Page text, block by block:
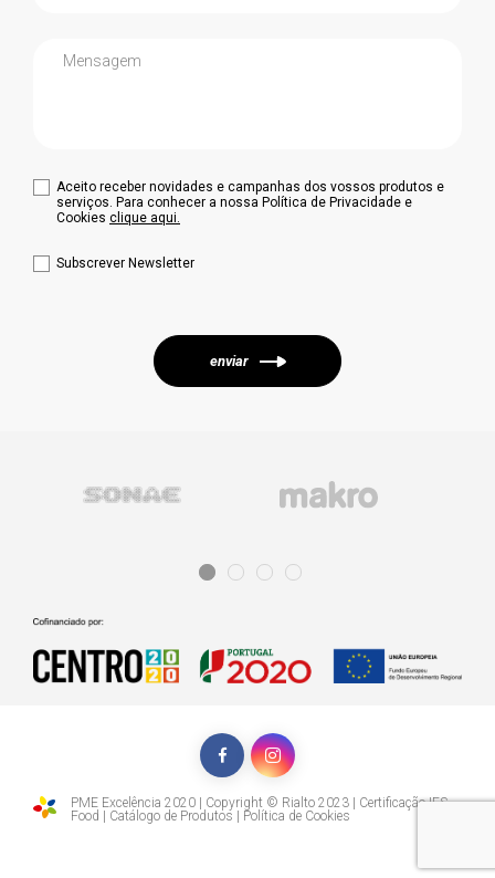
Aceito receber novidades e campanhas dos vossos produtos e
serviços. Para conhecer a nossa Política de Privacidade e
Cookies clique aqui.
Subscrever Newsletter
enviar
PME Excelência 2020 | Copyright © Rialto 2023 | Certificação IFS
Food | Catálogo de Produtos | Política de Cookies